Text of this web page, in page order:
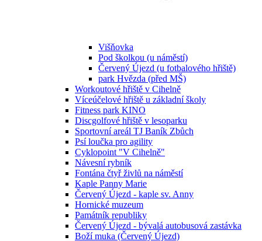
Višňovka
Pod školkou (u náměstí)
Červený Újezd (u fotbalového hřiště)
park Hvězda (před MŠ)
Workoutové hřiště v Cihelně
Víceúčelové hřiště u základní školy
Fitness park KINO
Discgolfové hřiště v lesoparku
Sportovní areál TJ Baník Zbůch
Psí loučka pro agility
Cyklopoint "V Cihelně"
Návesní rybník
Fontána čtyř živlů na náměstí
Kaple Panny Marie
Červený Újezd - kaple sv. Anny
Hornické muzeum
Památník republiky
Červený Újezd - bývalá autobusová zastávka
Boží muka (Červený Újezd)